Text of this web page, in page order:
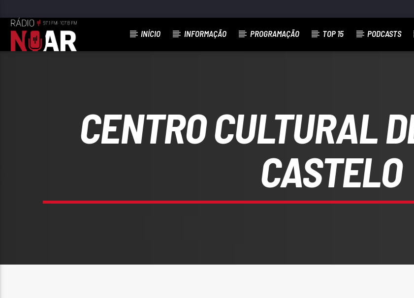
INÍCIO INFORMAÇÃO PROGRAMAÇÃO TOP 15 PODCASTS
CENTRO CULTURAL
CASTELO